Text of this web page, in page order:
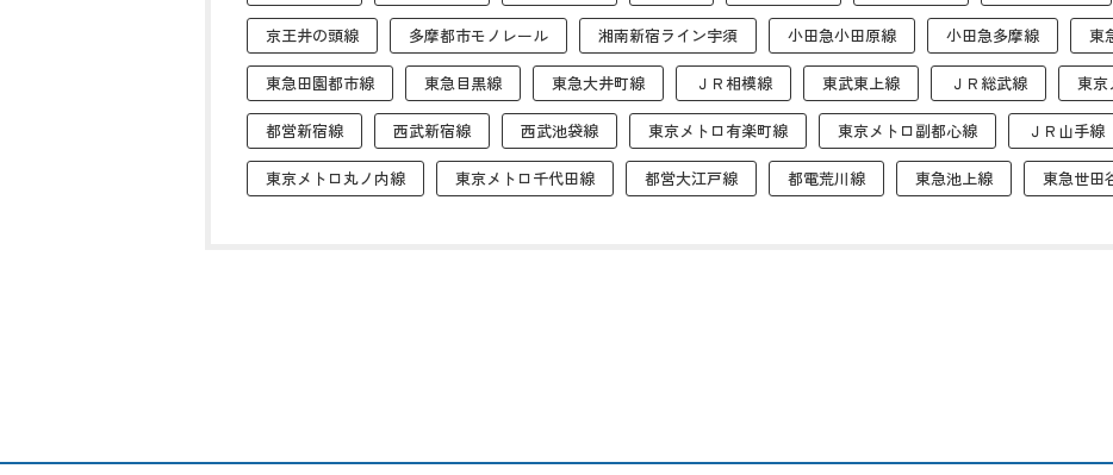
京王井の頭線 多摩都市モノレール 湘南新宿ライン宇須 小田急小田原線 小田急多摩線 東
東急田園都市線 東急目黒線 東急大井町線 ＪＲ相模線 東武東上線 ＪＲ総武線 東
都営新宿線 西武新宿線 西武池袋線 東京メトロ有楽町線 東京メトロ副都心線 ＪＲ山手線
東京メトロ丸ノ内線 東京メトロ千代田線 都営大江戸線 都電荒川線 東急池上線 東急世田